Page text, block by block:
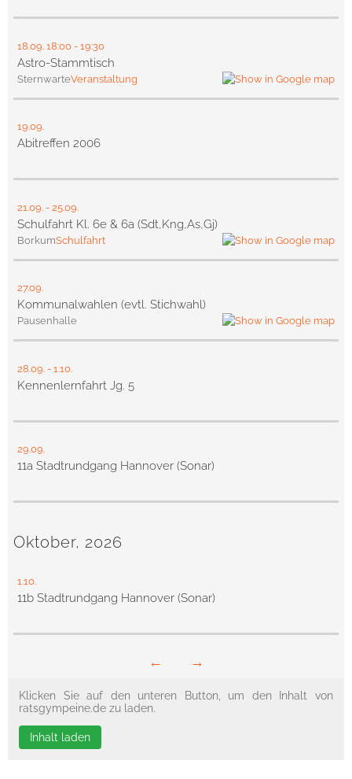
18.09. 18:00 - 19:30
Astro-Stammtisch
SternwarteVeranstaltung
19.09.
Abitreffen 2006
21.09. - 25.09.
Schulfahrt Kl. 6e & 6a (Sdt,Kng,As,Gj)
BorkumSchulfahrt
27.09.
Kommunalwahlen (evtl. Stichwahl)
Pausenhalle
28.09. - 1.10.
Kennenlernfahrt Jg. 5
29.09.
11a Stadtrundgang Hannover (Sonar)
Oktober, 2026
1.10.
11b Stadtrundgang Hannover (Sonar)
← →
Klicken Sie auf den unteren Button, um den Inhalt von
ratsgympeine.de zu laden.
Inhalt laden